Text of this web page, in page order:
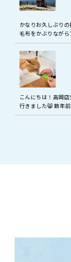
かなりお久しぶり
毛布をかぶりなが
暑い日こそ熱中症
う…
こんにちは！高岡
行きました😸 数年
かなかタイミング